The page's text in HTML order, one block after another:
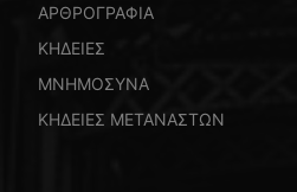
ΑΡΘΡΟΓΡΑΦΙΑ
ΚΗΔΕΙΕΣ
ΜΝΗΜΟΣΥΝΑ
ΚΗΔΕΙΕΣ ΜΕΤΑΝΑΣΤΩΝ